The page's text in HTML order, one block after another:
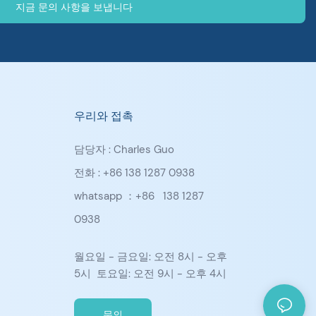
지금 문의 사항을 보냅니다
우리와 접촉
담당자 : Charles Guo
전화 : +86 138 1287 0938
whatsapp ：+86 138 1287
0938
월요일 - 금요일: 오전 8시 - 오후
5시 토요일: 오전 9시 - 오후 4시